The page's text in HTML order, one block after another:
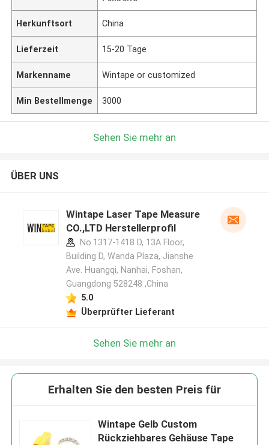
Herkunftsort China
Lieferzeit 15-20 Tage
Markenname Wintape or customized
Min Bestellmenge 3000
Sehen Sie mehr an
ÜBER UNS
Wintape Laser Tape Measure
CO.,LTD Herstellerprofil
No.1317-1418 D, 13A Floor,
Building D, Wanda Plaza, Jianshe
Ave. Huangqi, Nanhai, Foshan,
Guangdong 528248 ,China
5.0
Überprüfter Lieferant
Sehen Sie mehr an
Erhalten Sie den besten Preis für
Wintape Gelb Custom
Rückziehbares Gehäuse Tape